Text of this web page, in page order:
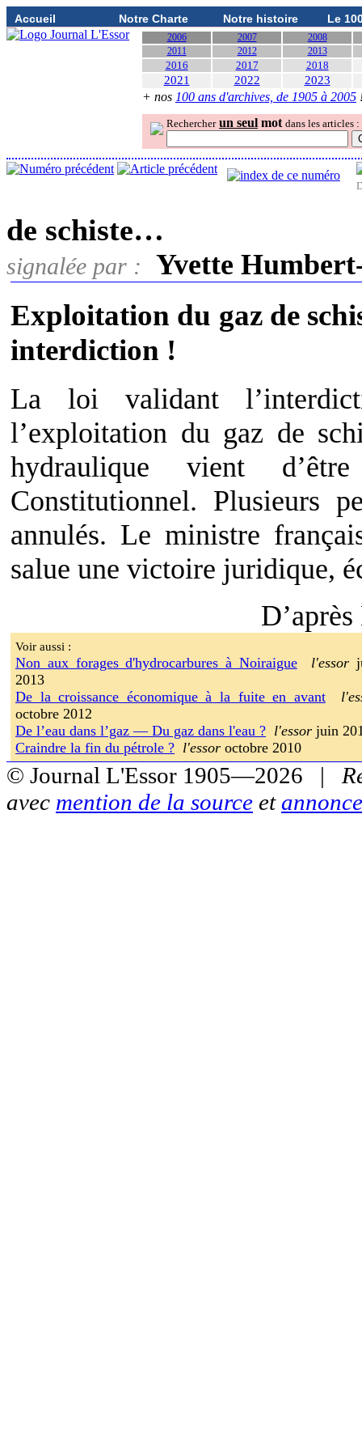
Accueil Notre Charte Notre histoire Le
2006 2007
2008
2011
2012 2013
2016 2017 2018
2021 2022 2023
+ nos 100 ans d'archives, de 1905 à 2005
Rechercher un seul mot dans les articles :
de schiste…
signalée par : Yvette
Exploitation du gaz de
interdiction !
La loi validant
l’exploitation du gaz de
hydraulique vient
Constitutionnel. Plusieurs
annulés. Le ministre
salue une victoire juridique,
Voir aussi :
Non aux forages d'hydrocarbures à Noiraigue l'essor
2013
De la croissance économique à la fuite en avant
octobre 2012
De l’eau dans l’gaz — Du gaz dans l'eau ? l'essor juin
Craindre la fin du pétrole ? l'essor octobre 2010
© Journal L'Essor 1905—2026 |
avec mention de la source et